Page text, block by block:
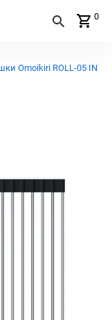
0
Omoikiri ROLL-05 IN